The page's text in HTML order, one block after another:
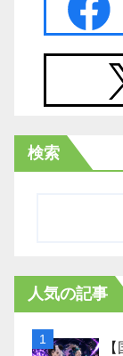
検索
人気の記事